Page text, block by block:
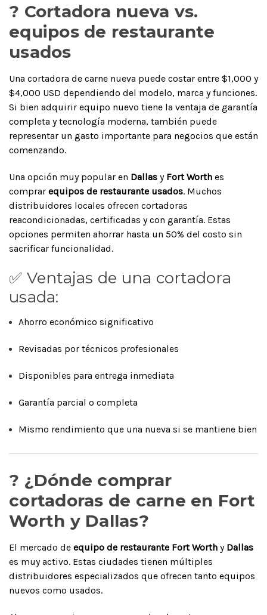
? Cortadora nueva vs.
equipos de restaurante
usados
Una cortadora de carne nueva puede costar entre $1,000 y
$4,000 USD dependiendo del modelo, marca y funciones.
Si bien adquirir equipo nuevo tiene la ventaja de garantía
completa y tecnología moderna, también puede
representar un gasto importante para negocios que están
comenzando.
Una opción muy popular en Dallas y Fort Worth es
comprar equipos de restaurante usados. Muchos
distribuidores locales ofrecen cortadoras
reacondicionadas, certificadas y con garantía. Estas
opciones permiten ahorrar hasta un 50% del costo sin
sacrificar funcionalidad.
✅ Ventajas de una cortadora
usada:
Ahorro económico significativo
Revisadas por técnicos profesionales
Disponibles para entrega inmediata
Garantía parcial o completa
Mismo rendimiento que una nueva si se mantiene bien
? ¿Dónde comprar
cortadoras de carne en Fort
Worth y Dallas?
El mercado de equipo de restaurante Fort Worth y Dallas
es muy activo. Estas ciudades tienen múltiples
distribuidores especializados que ofrecen tanto equipos
nuevos como usados.